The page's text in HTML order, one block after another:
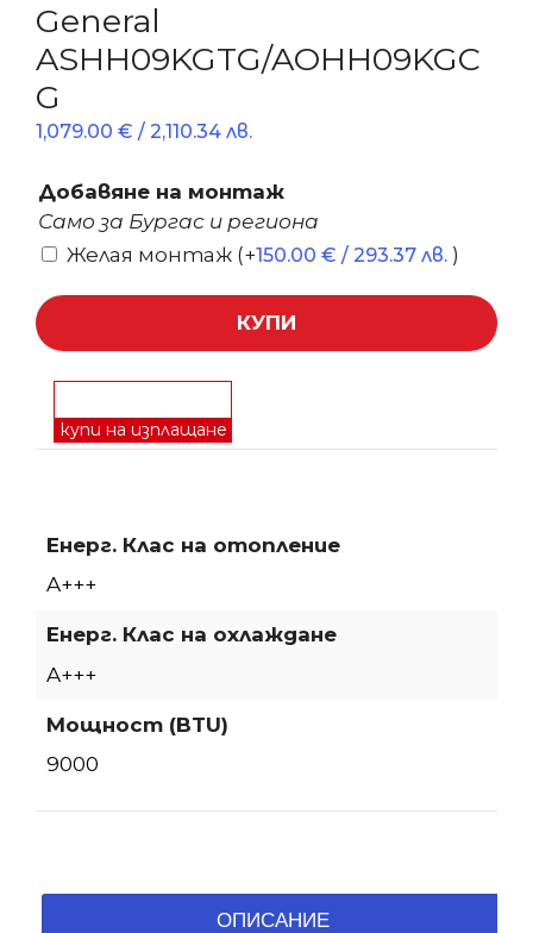
General
ASHH09KGTG/AOHH09KGC
G
1,079.00 € / 2,110.34 лв.
Добавяне на монтаж
Само за Бургас и региона
Желая монтаж (+150.00 € / 293.37 лв. )
КУПИ
купи на изплащане
Енерг. Клас на отопление
A+++
Енерг. Клас на охлаждане
A+++
Мощност (BTU)
9000
ОПИСАНИЕ